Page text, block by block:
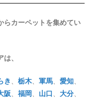
らカーペットを集めてい
、
き 、 栃木、 軍馬、 愛知、
阪、 福岡、 山口、 大分、